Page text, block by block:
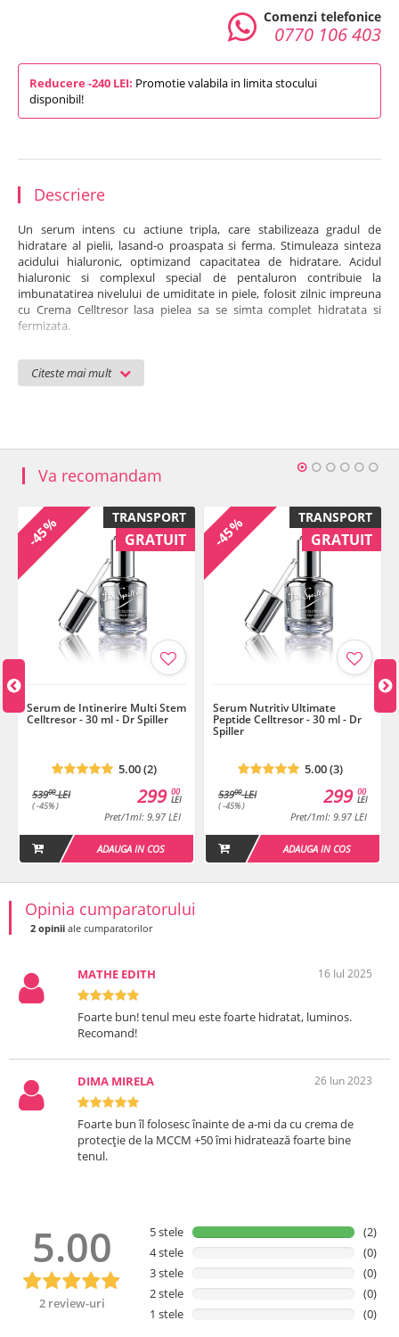
Comenzi telefonice
0770 106 403
Reducere -240 LEI: Promotie valabila in limita stocului
disponibil!
Descriere
Citeste mai mult
Un serum intens cu actiune tripla, care stabilizeaza gradul de
hidratare al pielii, lasand-o proaspata si ferma. Stimuleaza sinteza
acidului hialuronic, optimizand capacitatea de hidratare. Acidul
hialuronic si complexul special de pentaluron contribuie la
imbunatatirea nivelului de umiditate in piele, folosit zilnic impreuna
cu Crema Celltresor lasa pielea sa se simta complet hidratata si
fermizata.
Ingrediente principale: Pentaluron + compusi
Folosiredupa demachiere si tonifiere, aplicati dimineata si seara
Glycerin, Sodium Hyaluronate, Trehalose, Disodium Acetyl
Glucosamine Phosphate, Sodium Glucuronate, Serine, Pullulan,
Sodium Carrageenan, Sea Salt, Urea, Algin, Glyceryl Polyacrylate,
Polysorbate 20, Hydroxypropyl Methylcellulose, Ethylhexylglycerin,
Magnesium Sulfate, Caprylyl Glycol, Disodium Phosphate, Lactic
Acid, Potassium Phosphate, Phenoxyethanol, Parfum (Fragrance),
Hexyl Cinnamal, Limonene
Termen de valabilitate
: 6 luni de la prima deschidere a produsului.
Dr. Spiller - Pure SkinCare Solutions
Va recomandam
TRANSPORT
GRATUIT
-45%
Serum de Intinerire Multi Stem
Celltresor - 30 ml - Dr Spiller
5.00 (2)
53900LEI
( -45% )
00
LEI
299
Pret/1ml: 9.97 LEI
ADAUGA IN COS
TRANSPORT
GRATUIT
-45%
Serum Nutritiv Ultimate
Peptide Celltresor - 30 ml - Dr
Spiller
5.00 (3)
53900LEI
( -45% )
00
LEI
299
Pret/1ml: 9.97 LEI
ADAUGA IN COS
Opinia cumparatorului
2 opinii ale cumparatorilor
MATHE EDITH 16 Iul 2025
Foarte bun! tenul meu este foarte hidratat, luminos.
Recomand!
DIMA MIRELA 26 Iun 2023
Foarte bun îl folosesc înainte de a-mi da cu crema de
protecție de la MCCM +50 îmi hidratează foarte bine
tenul.
5.00
2 review-uri
5 stele
(2)
4 stele
(0)
3 stele
(0)
2 stele
(0)
1 stele
(0)